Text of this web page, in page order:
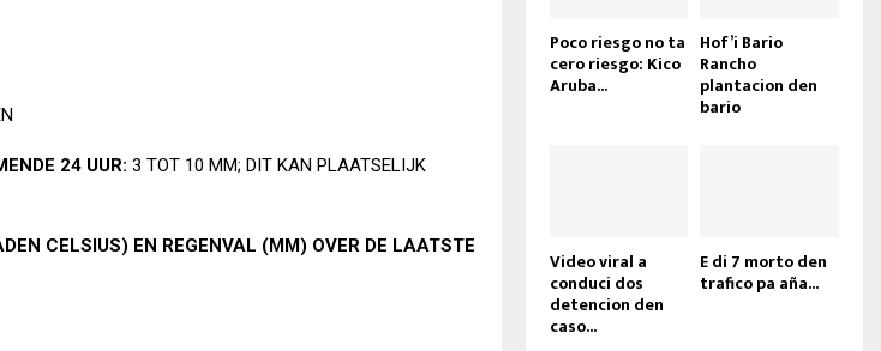
24 UUR:3 TOT 10 MM; DIT KAN PLAATSELIJK
CELSIUS) EN REGENVAL (MM) OVER DE LAATSTE
Poco riesgo no ta
cero riesgo: Kico
Aruba...
Hof’i Bario
Rancho
plantacion den
bario
Video viral a
conduci dos
detencion den
caso...
E di 7 morto den
trafico pa aña...